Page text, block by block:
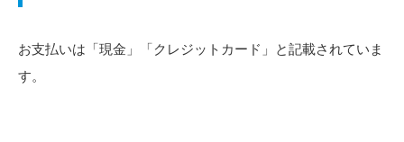
お支払いは「現金」「クレジットカード」と記載されていま
す。